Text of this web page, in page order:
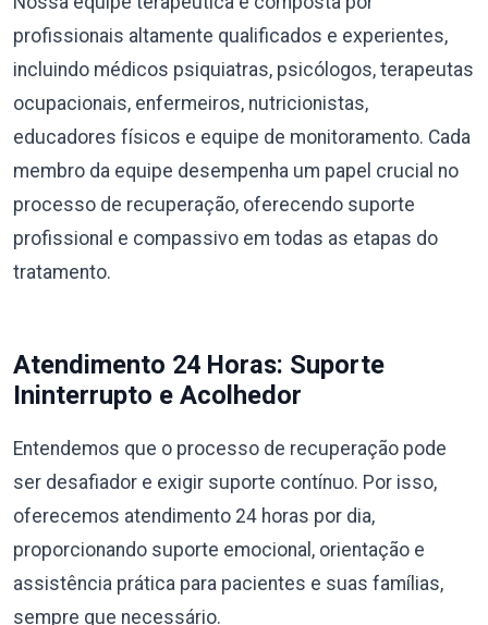
profissionais altamente qualificados e experientes,
incluindo médicos psiquiatras, psicólogos, terapeutas
ocupacionais, enfermeiros, nutricionistas,
educadores físicos e equipe de monitoramento. Cada
membro da equipe desempenha um papel crucial no
processo de recuperação, oferecendo suporte
profissional e compassivo em todas as etapas do
tratamento.
Atendimento 24 Horas: Suporte
Ininterrupto e Acolhedor
Entendemos que o processo de recuperação pode
ser desafiador e exigir suporte contínuo. Por isso,
oferecemos atendimento 24 horas por dia,
proporcionando suporte emocional, orientação e
assistência prática para pacientes e suas famílias,
sempre que necessário.